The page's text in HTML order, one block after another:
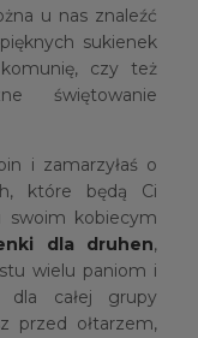
u nas znaleźć
sukienek
czy też
świętowanie
i zamarzyłaś o
które będą Ci
swoim kobiecym
dla druhen,
wielu paniom i
dla całej grupy
przed ołtarzem,